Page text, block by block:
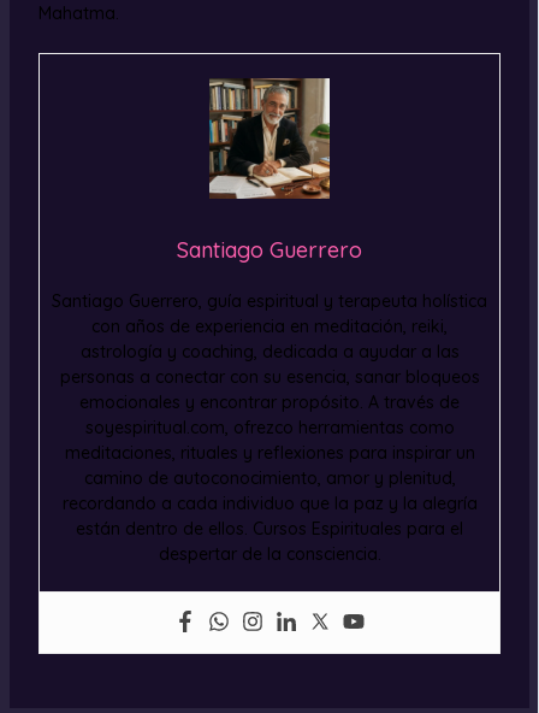
Mahatma.
Santiago Guerrero
Santiago Guerrero, guía espiritual y terapeuta holística
con años de experiencia en meditación, reiki,
astrología y coaching, dedicada a ayudar a las
personas a conectar con su esencia, sanar bloqueos
emocionales y encontrar propósito. A través de
soyespiritual.com, ofrezco herramientas como
meditaciones, rituales y reflexiones para inspirar un
camino de autoconocimiento, amor y plenitud,
recordando a cada individuo que la paz y la alegría
están dentro de ellos. Cursos Espirituales para el
despertar de la consciencia.